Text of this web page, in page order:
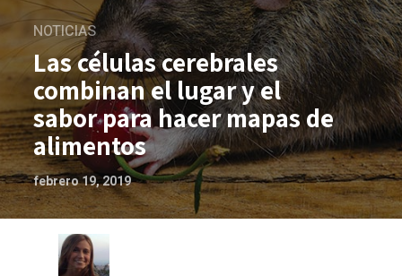
NOTICIAS
Las células cerebrales
combinan el lugar y el
sabor para hacer mapas de
alimentos
febrero 19, 2019